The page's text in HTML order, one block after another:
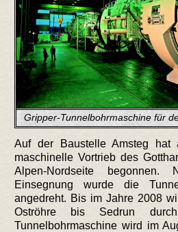
Gripper-Tunnelbohrmaschine für
Auf der Baustelle Amsteg
maschinelle Vortrieb des
Alpen-Nordseite begonnen.
Einsegnung wurde die
angedreht. Bis im Jahre 2008
Oströhre bis Sedrun
Tunnelbohrmaschine wird im